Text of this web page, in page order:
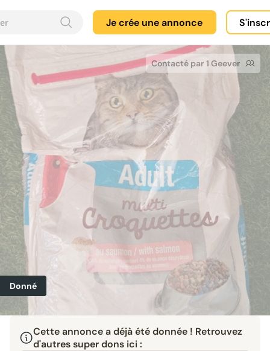
Je crée une annonce
Contacté par 1 Geever
Donné
Cette annonce a déjà été donnée ! Retrouvez
d'autres super dons ici :